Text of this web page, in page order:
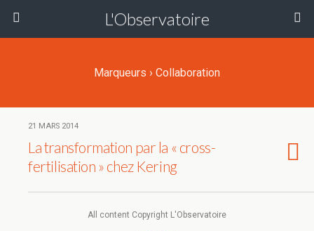
L'Observatoire
Marqueurs › Collaboration
21 MARS 2014
La transformation par la « cross-
fertilisation » chez Kering
All content Copyright L'Observatoire